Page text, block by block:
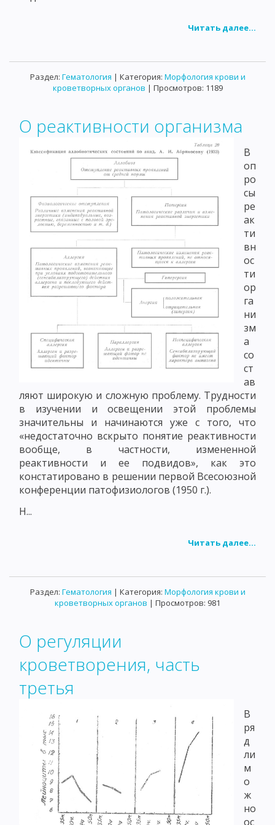
Читать далее...
Раздел: Гематология | Категория: Морфология крови и
кроветворных органов | Просмотров: 1189
О реактивности организма
В
оп
ро
сы
ре
ак
ти
вн
ос
ти
ор
га
ни
зм
а
со
ст
ав
ляют широкую и сложную проблему. Трудности
в изучении и освещении этой проблемы
значительны и начинаются уже с того, что
«недостаточно вскрыто понятие реактивности
вообще, в частности, измененной
реактивности и ее подвидов», как это
констатировано в решении первой Всесоюзной
конференции патофизиологов (1950 г.).
Н...
Читать далее...
Раздел: Гематология | Категория: Морфология крови и
кроветворных органов | Просмотров: 981
О регуляции
кроветворения, часть
третья
В
ря
д
ли
м
о
ж
но
ос